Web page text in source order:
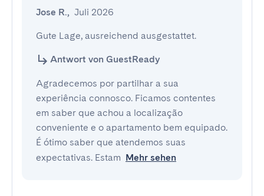
Jose R., Juli 2026
Gute Lage, ausreichend ausgestattet.
Antwort von GuestReady
Agradecemos por partilhar a sua
experiência connosco. Ficamos contentes
em saber que achou a localização
conveniente e o apartamento bem equipado.
É ótimo saber que atendemos suas
expectativas. Estam Mehr sehen